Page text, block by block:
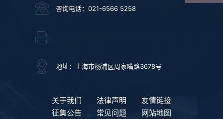
咨询电话：021-6566 5258
地址：上海市杨浦区周家嘴路3678号
关于我们 法律声明
友情链接
征集公告
常见问题 网站地图